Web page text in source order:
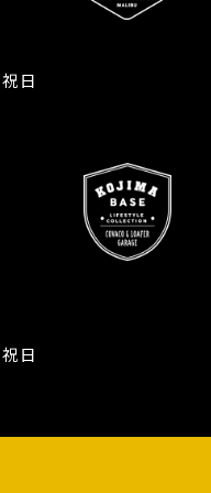
日
日